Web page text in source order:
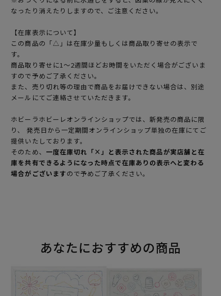
なったり消えたりしますので、ご注意ください。
【在庫表示について】
この商品の「△」は在庫少量もしくは商品取り寄せの表示で
す。
商品取り寄せに1～2週間ほどお時間をいただく場合がございま
すので予めご了承ください。
また、売り切れ等の理由で商品をお届けできない場合は、別途
メールにてご連絡させていただきます。
ホビーラホビーレオンラインショップでは、新発売の商品に限
り、 発売日から一定期間オンラインショップ単独の在庫にてご
提供いたしております。
そのため、 一度在庫切れ「×」と表示された商品が実店舗と在
庫を共有できるようになった時点で在庫ありの表示へと変わる
場合がございますので予めご了承ください。
あなたにおすすめの商品